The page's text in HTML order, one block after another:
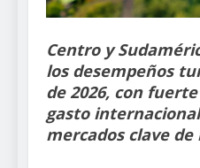
Centro y
los desempeños
de 2026, con
gasto
mercados clave de